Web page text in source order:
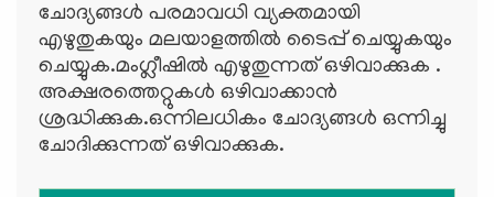
ചോദ്യങ്ങള്‍ പരമാവധി വ്യക്തമായി
എഴുതുകയും മലയാളത്തില്‍ ടൈപ്പ് ചെയ്യുകയും
ചെയ്യുക.മംഗ്ലീഷില്‍ എഴുതുന്നത് ഒഴിവാക്കുക .
അക്ഷരത്തെറ്റുകള്‍ ഒഴിവാക്കാന്‍
ശ്രദ്ധിക്കുക.ഒന്നിലധികം ചോദ്യങ്ങള്‍ ഒന്നിച്ചു
ചോദിക്കുന്നത് ഒഴിവാക്കുക.